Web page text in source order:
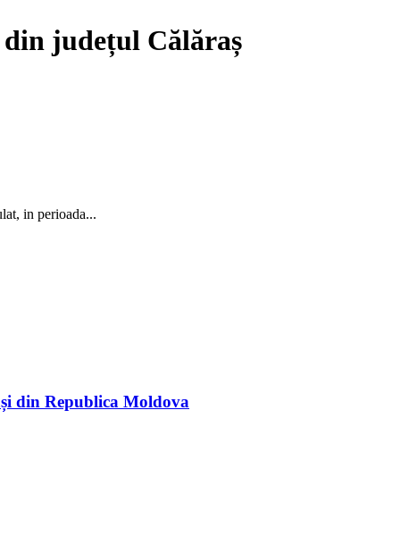
din județul Călăraș
in perioada...
din Republica Moldova